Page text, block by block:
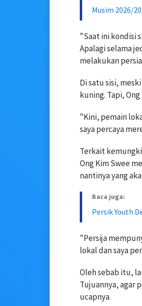
Musim 2026/
"Saat ini kondisi
Apalagi selama
melakukan
Di satu sisi,
kuning. Tapi,
"Kini, pemain
saya percaya
Terkait
Ong Kim Swee
nantinya yang
Baca juga:
Persik Youth
"Persija
lokal dan saya
Oleh sebab itu,
Tujuannya, agar
ucapnya.